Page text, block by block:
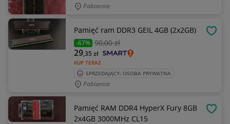
Pabianice
Pamięć ram DDR3 GEIL 4GB (2x2GB)
-67% 90,00 zł
KUP TERAZ
29,35 zł
SPRZEDAJĄCY: OSOBA PRYWATNA
Pabianice
Pamięć RAM DDR4 HyperX Fury 8GB
2x4GB 3000MHz CL15